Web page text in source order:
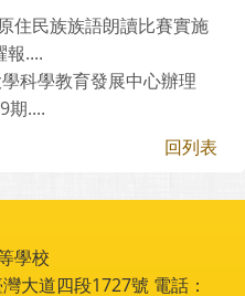
住民族族語朗讀比賽實施
報....
科學教育發展中心辦理
期....
回列表
學校
大道四段1727號 電話：